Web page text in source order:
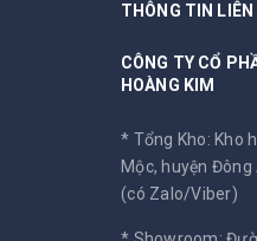
THÔNG TIN LIÊN
CÔNG TY CỔ
HOÀNG KIM
* Tổng Kho: Kho
Mộc, huyện Đông
(có Zalo/Viber)